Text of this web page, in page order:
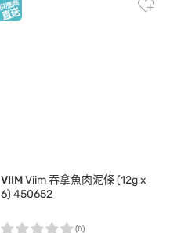
VIIMViim 吞拿魚肉泥條 (12g x
6) 450652
(0)